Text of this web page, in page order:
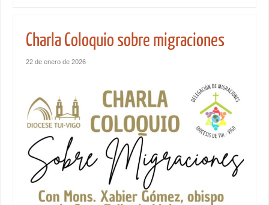
Charla Coloquio sobre migraciones
22 de enero de 2026